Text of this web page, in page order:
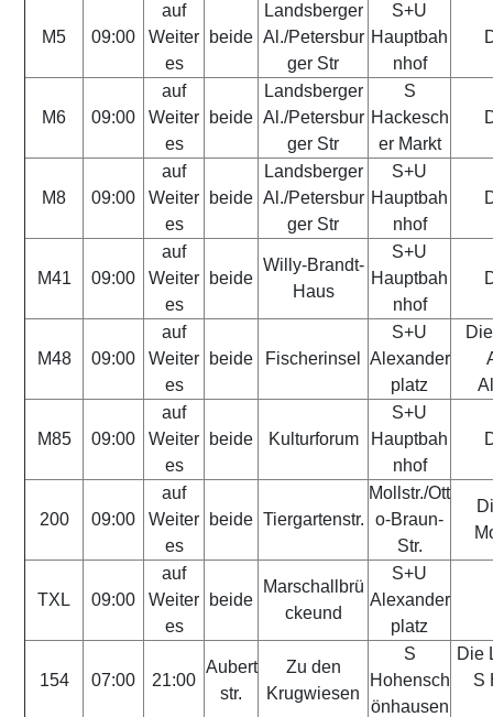
M5 09:00
auf
Weiter
es
beide
Landsberger
Al./Petersbur
ger Str
S+U
Hauptbah
nhof
M6 09:00
auf
Weiter
es
beide
Landsberger
Al./Petersbur
ger Str
S
Hackesch
er Markt
M8 09:00
auf
Weiter
es
beide
Landsberger
Al./Petersbur
ger Str
S+U
Hauptbah
nhof
M41 09:00
auf
Weiter
es
beide
Willy-Brandt-
Haus
S+U
Hauptbah
nhof
M48 09:00
auf
Weiter
es
beide Fischerinsel
S+U
Alexander
platz
M85 09:00
auf
Weiter
es
beide Kulturforum
S+U
Hauptbah
nhof
200 09:00
auf
Weiter
es
beide Tiergartenstr.
Mollstr./Ott
o-Braun-
Str.
TXL 09:00
auf
Weiter
es
beide
Marschallbrü
ckeund
S+U
Alexander
platz
154 07:00 21:00
Aubert
str.
Zu den
Krugwiesen
S
Hohensch
önhausen
Die
S